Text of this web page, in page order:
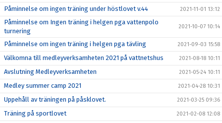
Påminnelse om ingen träning under höstlovet v.44 2021-11-01 13:12
Påminnelse om Ingen träning i helgen pga vattenpolo
turnering
2021-10-07 10:14
Påminnelse om ingen träning i helgen pga tävling 2021-09-03 15:58
Välkomna till medleyverksamheten 2021 på vattnetshus 2021-08-18 10:11
Avslutning Medleyverksamheten 2021-05-24 10:11
Medley summer camp 2021 2021-04-28 10:31
Uppehåll av träningen på påsklovet. 2021-03-25 09:36
Träning på sportlovet 2021-02-08 12:08